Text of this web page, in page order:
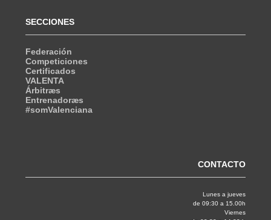
SECCIONES
Federación
Competiciones
Certificados
VALENTA
Árbitræs
Entrenadoræs
#somValenciana
CONTACTO
Lunes a jueves
de 09:30 a 15.00h
Viernes